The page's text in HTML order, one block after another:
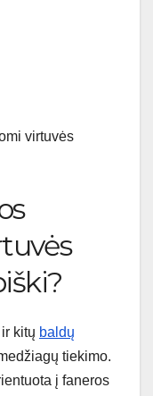
virtuvės
kitų baldų
tiekimo.
į faneros